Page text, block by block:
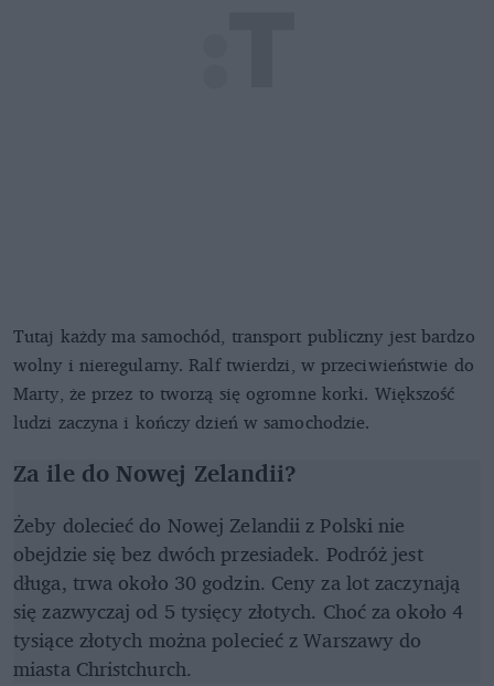
Tutaj każdy ma samochód, transport publiczny jest bardzo
wolny i nieregularny. Ralf twierdzi, w przeciwieństwie do
Marty, że przez to tworzą się ogromne korki. Większość
ludzi zaczyna i kończy dzień w samochodzie.
Za ile do Nowej Zelandii?
Żeby dolecieć do Nowej Zelandii z Polski nie
obejdzie się bez dwóch przesiadek. Podróż jest
długa, trwa około 30 godzin. Ceny za lot zaczynają
się zazwyczaj od 5 tysięcy złotych. Choć za około 4
tysiące złotych można polecieć z Warszawy do
miasta Christchurch.